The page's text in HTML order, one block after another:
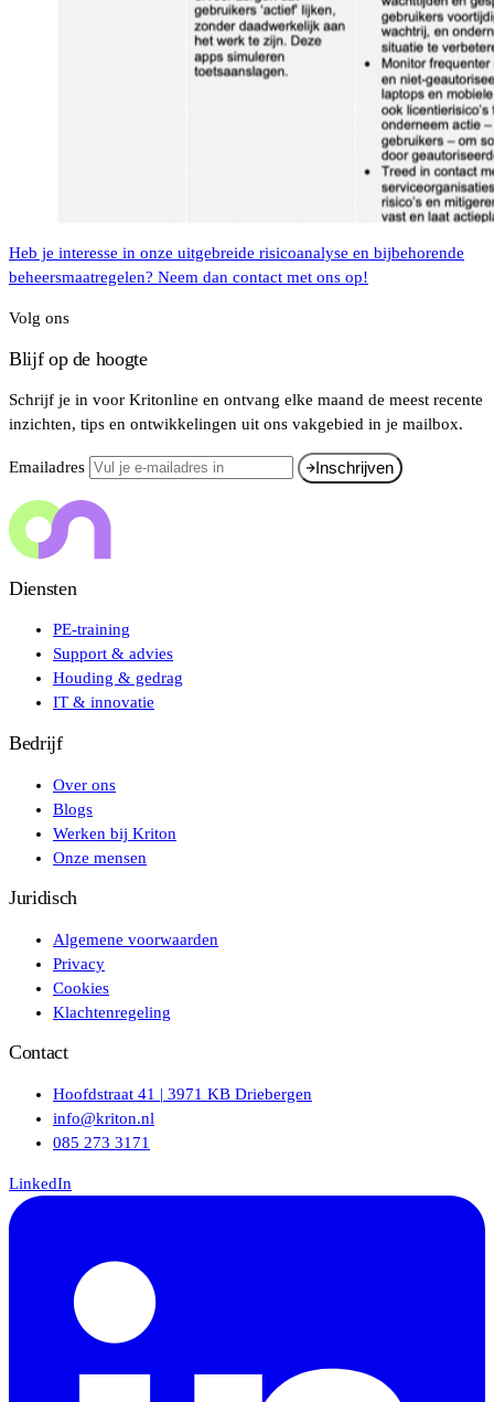
Heb je interesse in onze uitgebreide risicoanalyse en bijbehorende
beheersmaatregelen? Neem dan contact met ons op!
Volg ons
Blijf op de hoogte
Schrijf je in voor Kritonline en ontvang elke maand de meest recente
inzichten, tips en ontwikkelingen uit ons vakgebied in je mailbox.
Emailadres Inschrijven
Diensten
PE-training
Support & advies
Houding & gedrag
IT & innovatie
Bedrijf
Over ons
Blogs
Werken bij Kriton
Onze mensen
Juridisch
Algemene voorwaarden
Privacy
Cookies
Klachtenregeling
Contact
Hoofdstraat 41 | 3971 KB Driebergen
info@kriton.nl
085 273 3171
LinkedIn